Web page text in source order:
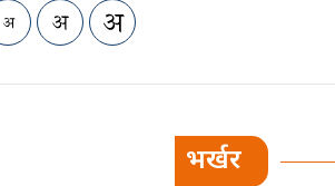
भर्खर